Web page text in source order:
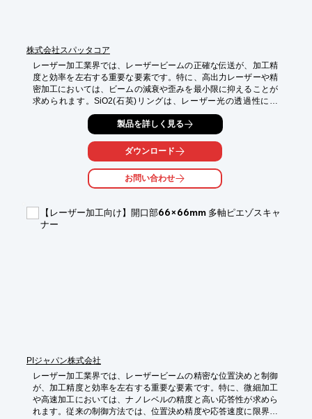
株式会社スパッタコア
レーザー加工業界では、レーザービームの正確な伝送が、加工精
度と効率を左右する重要な要素です。特に、高出力レーザーや精
密加工においては、ビームの減衰や歪みを最小限に抑えることが
求められます。SiO2(石英)リングは、レーザー光の透過性に優
れ、熱による変形も少ないため、安定したビーム伝送を実現しま
【活用シーン】
・レーザー発振器
・レーザー加工機
・光学実験装置
・ビーム品質の向上
・加工精度の向上
製品を詳しく見る
ダウンロード
お問い合わせ
【レーザー加工向け】開口部66×66mm 多軸ピエゾスキャ
ナー
PIジャパン株式会社
レーザー加工業界では、レーザービームの精密な位置決めと制御
が、加工精度と効率を左右する重要な要素です。特に、微細加工
や高速加工においては、ナノレベルの精度と高い応答性が求めら
れます。従来の制御方法では、位置決め精度や応答速度に限界が